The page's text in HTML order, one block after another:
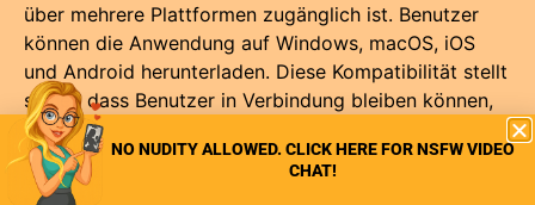
über mehrere Plattformen zugänglich ist. Benutzer
können die Anwendung auf Windows, macOS, iOS
und Android herunterladen. Diese Kompatibilität stellt
sicher, dass Benutzer in Verbindung bleiben können,
egal ob sie einen Desktop-Computer, ein Tablet oder
ein Smartphone verwenden.
NO NUDITY ALLOWED. CLICK HERE FOR NSFW VIDEO
CHAT!